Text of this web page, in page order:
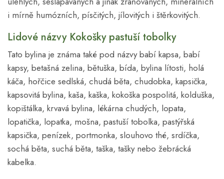
i mírně humózních, písčitých, jílovitých i štěrkovitých.
Lidové názvy Kokošky pastuší tobolky
Tato bylina je známa také pod názvy babí kapsa, babí
kapsy, betašná zelina, bětuška, bída, bylina lítosti, holá
káča, hořčice sedlská, chudá běta, chudobka, kapsička,
kapsovitá bylina, kaša, kaška, kokoška pospolitá, kolduška,
kopištálka, krvavá bylina, lékárna chudých, lopata,
lopatička, lopatka, mošna, pastuší tobolka, pastýřská
kapsička, penízek, portmonka, slouhovo thé, srdíčka,
sochá běta, suchá běta, taška, tašky nebo žebrácká
kabelka.